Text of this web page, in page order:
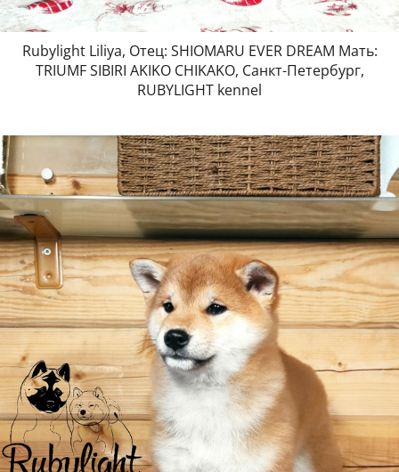
Rubylight Liliya, Отец: SHIOMARU EVER DREAM Мать:
TRIUMF SIBIRI AKIKO CHIKAKO, Санкт-Петербург,
RUBYLIGHT kennel